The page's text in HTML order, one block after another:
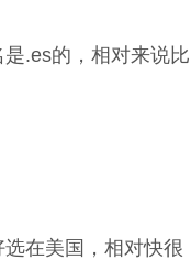
.es的，相对来说比
在美国，相对快很